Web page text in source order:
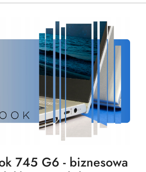
745 G6 - biznesowa